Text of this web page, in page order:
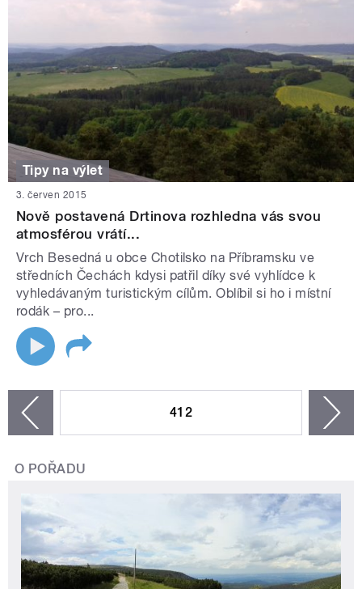
Tipy na výlet
3. červen 2015
Nově postavená Drtinova rozhledna vás svou
atmosférou vrátí...
Vrch Besedná u obce Chotilsko na Příbramsku ve
středních Čechách kdysi patřil díky své vyhlídce k
vyhledávaným turistickým cílům. Oblíbil si ho i místní
rodák – pro...
412
O POŘADU